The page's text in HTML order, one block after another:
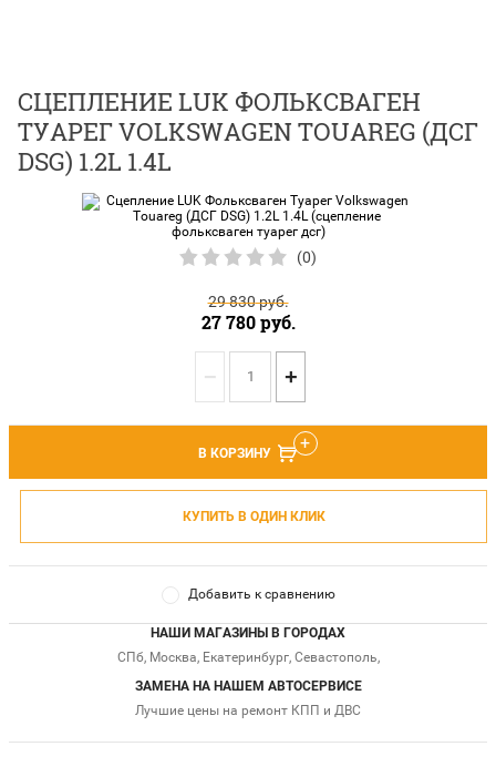
СЦЕПЛЕНИЕ LUK ФОЛЬКСВАГЕН
ТУАРЕГ VOLKSWAGEN TOUAREG (ДСГ
DSG) 1.2L 1.4L
(0)
29 830руб.
27 780руб.
− +
В КОРЗИНУ
КУПИТЬ В ОДИН КЛИК
Добавить к сравнению
НАШИ МАГАЗИНЫ В ГОРОДАХ
СПб, Москва, Екатеринбург, Севастополь,
ЗАМЕНА НА НАШЕМ АВТОСЕРВИСЕ
Лучшие цены на ремонт КПП и ДВС